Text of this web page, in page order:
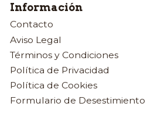
Información
Contacto
Aviso Legal
Términos y Condiciones
Política de Privacidad
Política de Cookies
Formulario de Desestimiento